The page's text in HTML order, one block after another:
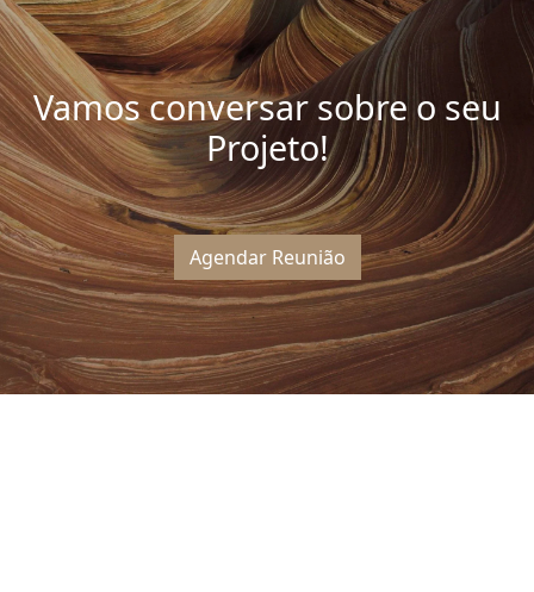
Vamos conversar sobre o seu
Projeto!
Agendar Reunião